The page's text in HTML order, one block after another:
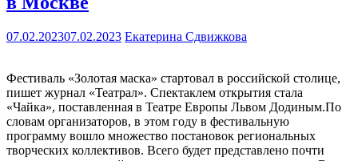
07.02.202307.02.2023 Екатерина Сдвижкова
Фестиваль «Золотая маска» стартовал в российской столице,
пишет журнал «Театрал». Спектаклем открытия стала
«Чайка», поставленная в Театре Европы Львом Додиным.По
словам организаторов, в этом году в фестивальную
программу вошло множество постановок региональных
творческих коллективов. Всего будет представлено почти